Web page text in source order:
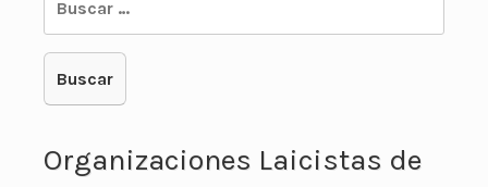
Organizaciones Laicistas de